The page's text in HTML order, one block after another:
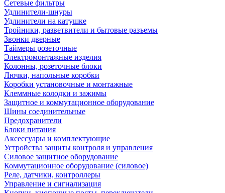
Сетевые фильтры
Удлинители-шнуры
Удлинители на катушке
Тройники, разветвители и бытовые разъемы
Звонки дверные
Таймеры розеточные
Электромонтажные изделия
Колонны, розеточные блоки
Лючки, напольные коробки
Коробки установочные и монтажные
Клеммные колодки и зажимы
Защитное и коммутационное оборудование
Шины соединительные
Предохранители
Блоки питания
Аксессуары и комплектующие
Устройства защиты контроля и управления
Силовое защитное оборудование
Коммутационное оборудование (силовое)
Реле, датчики, контроллеры
Управление и сигнализация